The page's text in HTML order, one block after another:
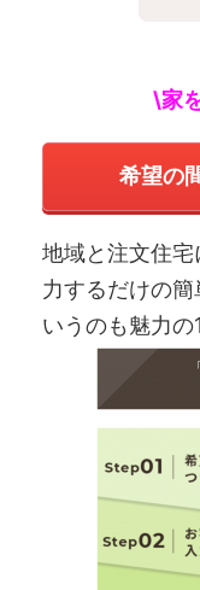
\家
希望の
地域と注文住宅
力するだけの
いうのも魅力の